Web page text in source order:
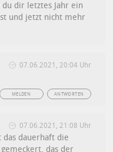
dir letztes Jahr ein
und jetzt nicht mehr
07.06.2021, 20:04 Uhr
ANTWORTEN
MELDEN
07.06.2021, 21:08 Uhr
das dauerhaft die
das der